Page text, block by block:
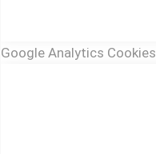
Google Analytics Cookies